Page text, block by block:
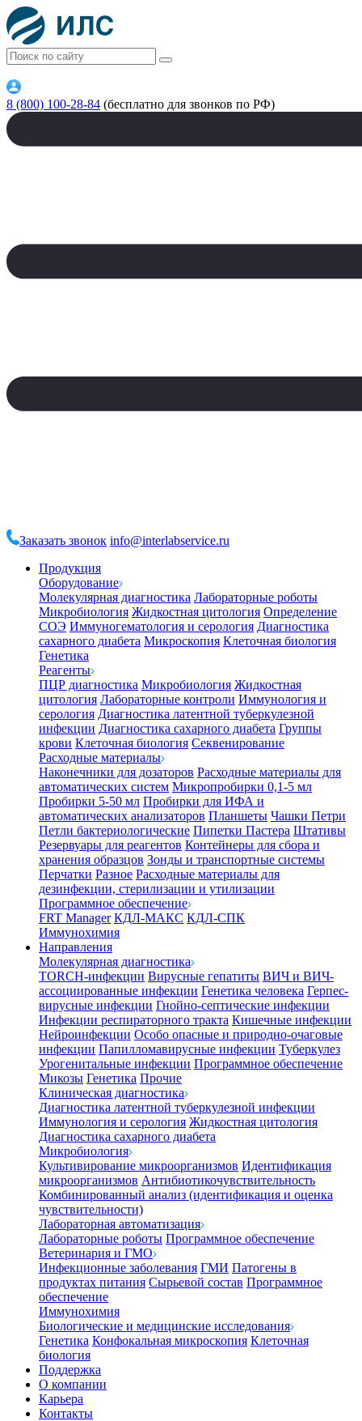
8 (800) 100-28-84 (бесплатно для звонков по РФ)
Заказать звонок info@interlabservice.ru
Продукция
Оборудование
Молекулярная диагностика Лабораторные роботы
Микробиология Жидкостная цитология Определение
СОЭ Иммуногематология и серология Диагностика
сахарного диабета Микроскопия Клеточная биология
Генетика
Реагенты
ПЦР диагностика Микробиология Жидкостная
цитология Лабораторные контроли Иммунология и
серология Диагностика латентной туберкулезной
инфекции Диагностика сахарного диабета Группы
крови Клеточная биология Секвенирование
Расходные материалы
Наконечники для дозаторов Расходные материалы для
автоматических систем Микропробирки 0,1-5 мл
Пробирки 5-50 мл Пробирки для ИФА и
автоматических анализаторов Планшеты Чашки Петри
Петли бактериологические Пипетки Пастера Штативы
Резервуары для реагентов Контейнеры для сбора и
хранения образцов Зонды и транспортные системы
Перчатки Разное Расходные материалы для
дезинфекции, стерилизации и утилизации
Программное обеспечение
FRT Manager КДЛ-МАКС КДЛ-СПК
Иммунохимия
Направления
Молекулярная диагностика
TORCH-инфекции Вирусные гепатиты ВИЧ и ВИЧ-
ассоциированные инфекции Генетика человека Герпес-
вирусные инфекции Гнойно-септические инфекции
Инфекции респираторного тракта Кишечные инфекции
Нейроинфекции Особо опасные и природно-очаговые
инфекции Папилломавирусные инфекции Туберкулез
Урогенитальные инфекции Программное обеспечение
Микозы Генетика Прочие
Клиническая диагностика
Диагностика латентной туберкулезной инфекции
Иммунология и серология Жидкостная цитология
Диагностика сахарного диабета
Микробиология
Культивирование микроорганизмов Идентификация
микроорганизмов Антибиотикочувствительность
Комбинированный анализ (идентификация и оценка
чувствительности)
Лабораторная автоматизация
Лабораторные роботы Программное обеспечение
Ветеринария и ГМО
Инфекционные заболевания ГМИ Патогены в
продуктах питания Сырьевой состав Программное
обеспечение
Иммунохимия
Биологические и медицинские исследования
Генетика Конфокальная микроскопия Клеточная
биология
Поддержка
О компании
Карьера
Контакты